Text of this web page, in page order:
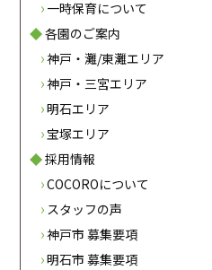
一時保育について
各園のご案内
神戸・灘/東灘エリア
神戸・三宮エリア
明石エリア
宝塚エリア
採用情報
COCOROについて
スタッフの声
神戸市 募集要項
明石市 募集要項